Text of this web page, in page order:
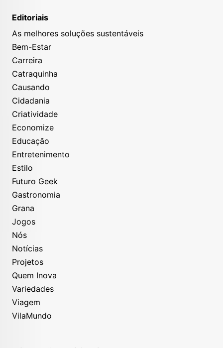
Editoriais
As melhores soluções sustentáveis
Bem-Estar
Carreira
Catraquinha
Causando
Cidadania
Criatividade
Economize
Educação
Entretenimento
Estilo
Futuro Geek
Gastronomia
Grana
Jogos
Nós
Notícias
Projetos
Quem Inova
Variedades
Viagem
VilaMundo